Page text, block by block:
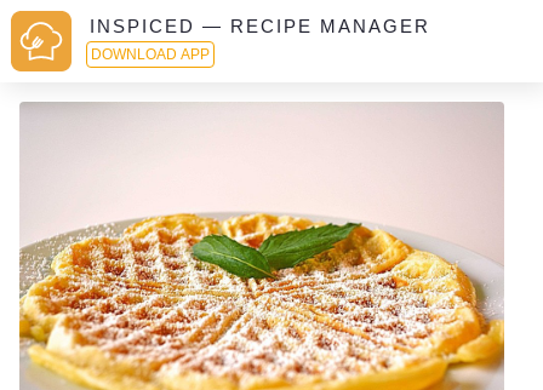
INSPICED — RECIPE MANAGER
DOWNLOAD APP